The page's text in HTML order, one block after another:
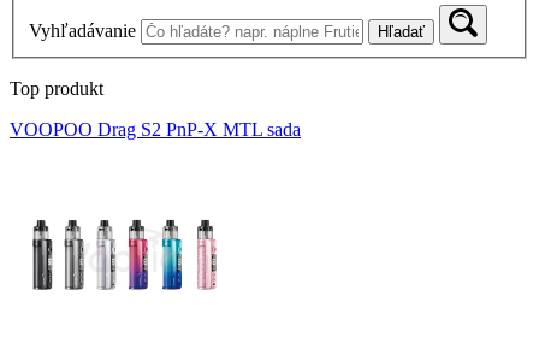
Vyhľadávanie Hľadať
Top produkt
VOOPOO Drag S2 PnP-X MTL sada